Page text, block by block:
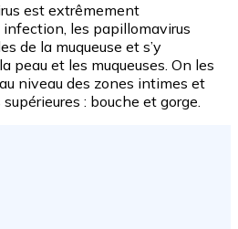
est extrêmement
infection, les papillomavirus
de la muqueuse et s’y
peau et les muqueuses. On les
niveau des zones intimes et
: bouche et gorge.